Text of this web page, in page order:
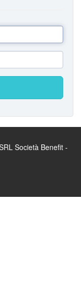
Società Benefit -